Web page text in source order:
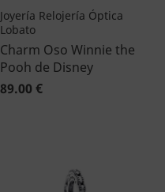
Joyería Relojería Óptica
Lobato
Charm Oso Winnie the
Pooh de Disney
89.00 €